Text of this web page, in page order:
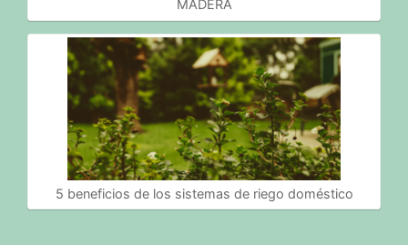
MADERA
5 beneficios de los sistemas de riego doméstico